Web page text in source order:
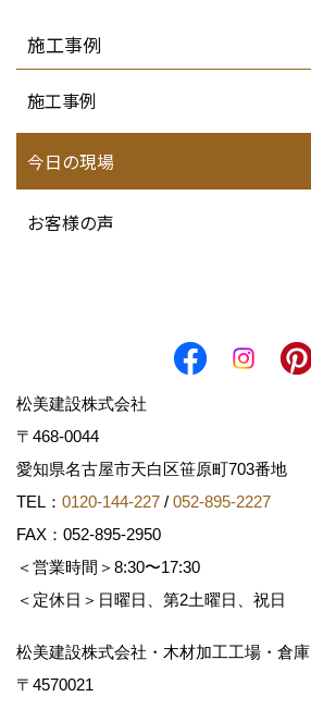
施工事例
施工事例
今日の現場
お客様の声
松美建設株式会社
〒468-0044
愛知県名古屋市天白区笹原町703番地
TEL： 0120-144-227 / 052-895-2227
FAX：052-895-2950
＜営業時間＞8:30〜17:30
＜定休日＞日曜日、第2土曜日、祝日
松美建設株式会社・木材加工工場・倉庫
〒4570021